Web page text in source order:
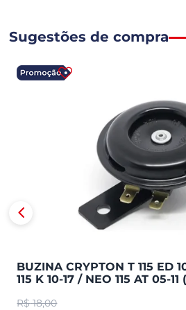
Sugestões de compra
BUZINA CRYPTON T 115 ED
115 K 10-17 / NEO 115 AT 05-
R$ 18,00